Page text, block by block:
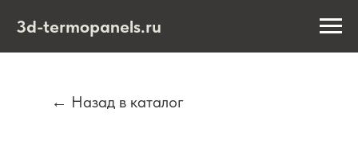
3d-termopanels.ru
← Назад в каталог